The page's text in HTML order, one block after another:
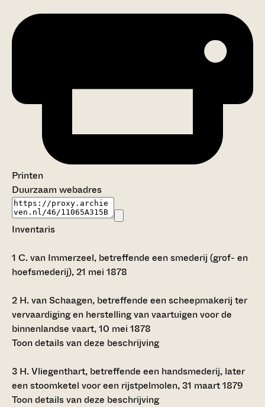
Printen
Duurzaam webadres
Inventaris
1 C. van Immerzeel, betreffende een smederij (grof- en
hoefsmederij), 21 mei 1878
2 H. van Schaagen, betreffende een scheepmakerij ter
vervaardiging en herstelling van vaartuigen voor de
binnenlandse vaart, 10 mei 1878
Toon details van deze beschrijving
3 H. Vliegenthart, betreffende een handsmederij, later
een stoomketel voor een rijstpelmolen, 31 maart 1879
Toon details van deze beschrijving